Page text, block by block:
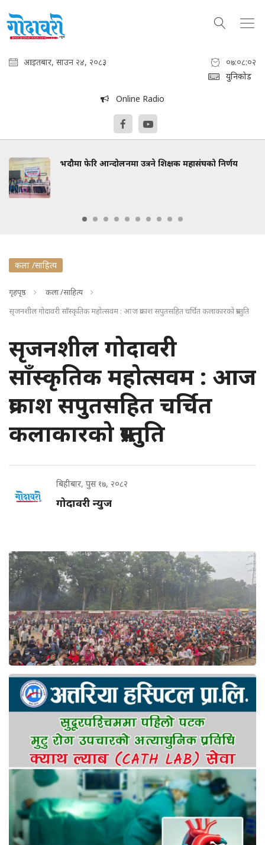
आइतबार, साउन २४, २०८३
०७:०८:०३
युनिकोड
Online Radio
भदौमा फेरि आन्दोलनमा उत्रने शिक्षक महासंघको निर्णय
कला /साहित्य
गृहपृष्ठ
कला /साहित्य
सृजनशील गोदावरी साँस्कृतिक महोत्सवम : आज प्रकाश सपुतसहित चर्चित कलाकारको प्रस्तुति
सृजनशील गोदावरी
साँस्कृतिक महोत्सवम : आज
प्रकाश सपुतसहित चर्चित
कलाकारको प्रस्तुति
बिहीबार, पुस १७, २०८२
गोदावरी न्युज